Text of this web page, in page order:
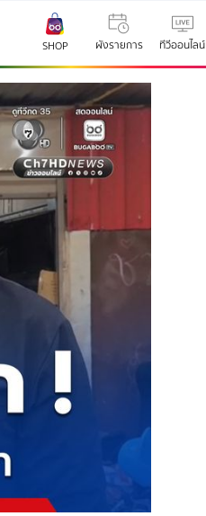
SHOP ผังรายการ ทีวีออนไลน์